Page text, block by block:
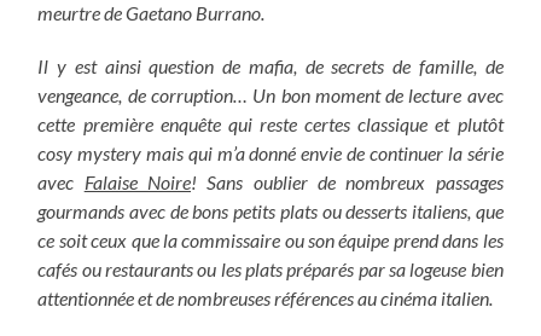
meurtre de Gaetano Burrano.
Il y est ainsi question de mafia, de secrets de famille, de
vengeance, de corruption… Un bon moment de lecture avec
cette première enquête qui reste certes classique et plutôt
cosy mystery mais qui m’a donné envie de continuer la série
avec Falaise Noire! Sans oublier de nombreux passages
gourmands avec de bons petits plats ou desserts italiens, que
ce soit ceux que la commissaire ou son équipe prend dans les
cafés ou restaurants ou les plats préparés par sa logeuse bien
attentionnée et de nombreuses références au cinéma italien.